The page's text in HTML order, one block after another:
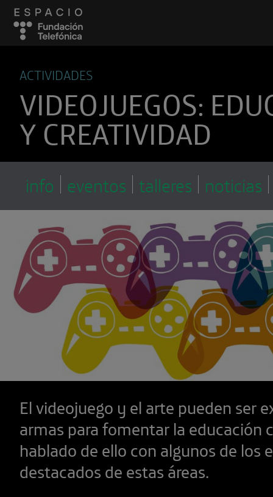
ACTIVIDADES
VIDEOJUEGOS:
Y CREATIVIDAD
info eventos talleres noticias
El videojuego y el arte pueden ser
armas para fomentar la educación
hablado de ello con algunos de los
destacados de estas áreas.